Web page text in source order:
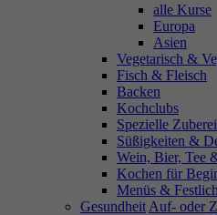
alle Kurse
Europa
Asien
Vegetarisch &
Fisch & Fleisch
Backen
Kochclubs
Spezielle
Süßigkeiten &
Wein, Bier, Tee
Kochen für
Menüs &
Gesundheit Auf- oder